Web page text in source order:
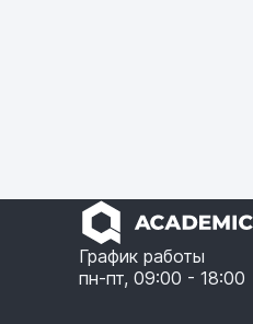
График работы
пн-пт, 09:00 - 18:00